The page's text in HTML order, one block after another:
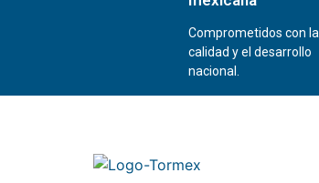
Comprometidos con la
calidad y el desarrollo
nacional.